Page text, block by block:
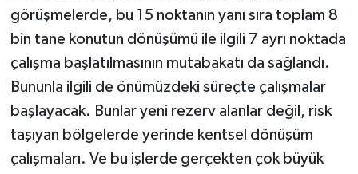
görüşmelerde, bu 15 noktanın yanı sıra toplam 8
bin tane konutun dönüşümü ile ilgili 7 ayrı noktada
çalışma başlatılmasının mutabakatı da sağlandı.
Bununla ilgili de önümüzdeki süreçte çalışmalar
başlayacak. Bunlar yeni rezerv alanlar değil, risk
taşıyan bölgelerde yerinde kentsel dönüşüm
çalışmaları. Ve bu işlerde gerçekten çok büyük